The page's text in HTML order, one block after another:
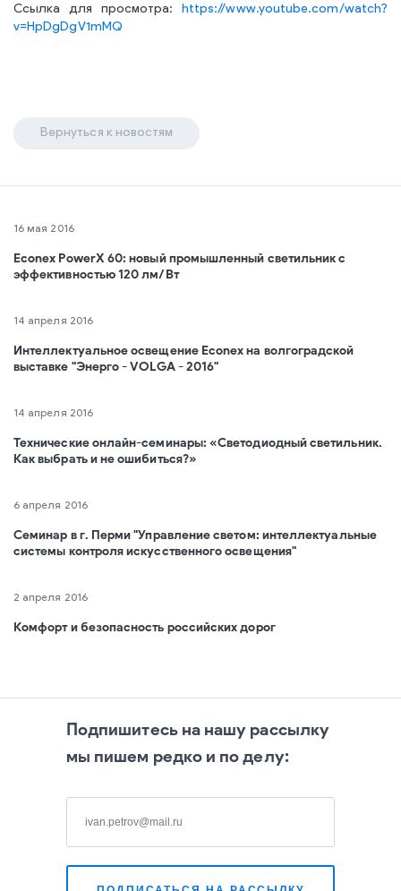
16 мая 2016
Econex PowerX 60: новый промышленный светильник с
эффективностью 120 лм/Вт
14 апреля 2016
Интеллектуальное освещение Econex на волгоградской
выставке "Энерго - VOLGA - 2016"
14 апреля 2016
Технические онлайн-семинары: «Светодиодный светильник.
Как выбрать и не ошибиться?»
6 апреля 2016
Семинар в г. Перми "Управление светом: интеллектуальные
системы контроля искусственного освещения"
2 апреля 2016
Комфорт и безопасность российских дорог
Ссылка для просмотра: https://www.youtube.com/watch?
v=HpDgDgV1mMQ
Вернуться к новостям
Подпишитесь на нашу рассылку
мы пишем редко и по делу: